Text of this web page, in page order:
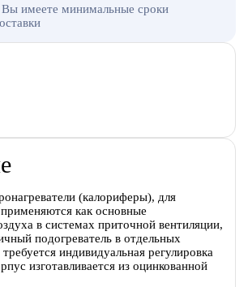
Вы имеете минимальные сроки
(калориферы), для
применяются как основные
в системах приточной вентиляции,
подогреватель в отдельных
индивидуальная регулировка
изготавливается из оцинкованной